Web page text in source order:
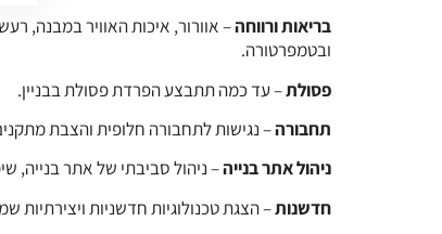
בריאות ורווחה– אוורור, איכות האוויר במבנה,
ובטמפרטורה.
פסולת– עד כמה תתבצע הפרדת פסולת בבניין.
תחבורה– נגישות לתחבורה חלופית והצבת
ניהול אתר בנייה– ניהול סביבתי של אתר בנייה,
חדשנות– הצגת טכנולוגיות חדשניות